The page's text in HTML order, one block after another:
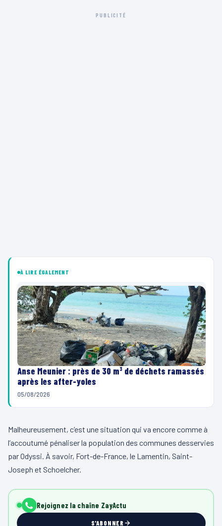
PUBLICITÉ
À LIRE ÉGALEMENT
Anse Meunier : près de 30 m³ de déchets ramassés
après les after-yoles
05/08/2026
Malheureusement, c’est une situation qui va encore comme à
l’accoutumé pénaliser la population des communes desservies
par Odyssi. À savoir, Fort-de-France, le Lamentin, Saint-
Joseph et Schoelcher.
Rejoignez la chaîne ZayActu
S'ABONNER